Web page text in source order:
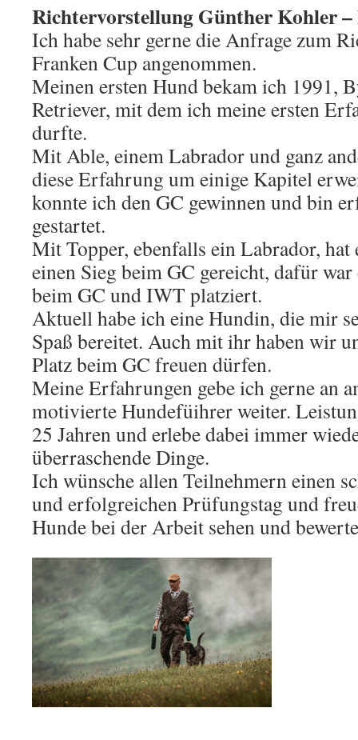
Richtervorstellung Günther Kohler
Ich habe sehr gerne die Anfrage zum
Franken Cup angenommen.
Meinen ersten Hund bekam ich 1991,
Retriever, mit dem ich meine ersten
durfte.
Mit Able, einem Labrador und ganz
diese Erfahrung um einige Kapitel
konnte ich den GC gewinnen und bin
gestartet.
Mit Topper, ebenfalls ein Labrador,
einen Sieg beim GC gereicht, dafür
beim GC und IWT platziert.
Aktuell habe ich eine Hundin, die mir
Spaß bereitet. Auch mit ihr haben wir
Platz beim GC freuen dürfen.
Meine Erfahrungen gebe ich gerne an
motivierte Hundefüihrer weiter.
25 Jahren und erlebe dabei immer
überraschende Dinge.
Ich wünsche allen Teilnehmern einen
und erfolgreichen Prüfungstag und
Hunde bei der Arbeit sehen und